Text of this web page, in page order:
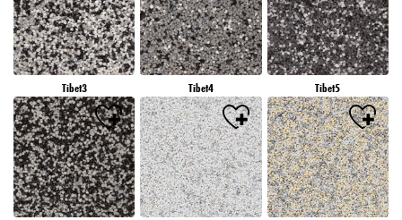
Tibet3 Tibet4 Tibet5